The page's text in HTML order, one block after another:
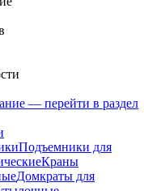
— перейти в раздел
Подъемники для
Краны
Домкраты для